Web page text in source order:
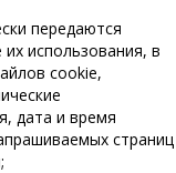
передаются
использования, в
cookie,
дата и время
страниц